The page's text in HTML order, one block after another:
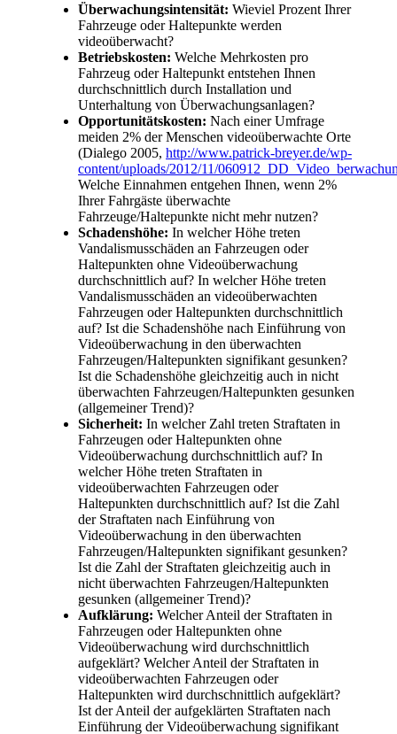
Überwachungsintensität: Wieviel Prozent Ihrer
Fahrzeuge oder Haltepunkte werden
videoüberwacht?
Betriebskosten: Welche Mehrkosten pro
Fahrzeug oder Haltepunkt entstehen Ihnen
durchschnittlich durch Installation und
Unterhaltung von Überwachungsanlagen?
Opportunitätskosten: Nach einer Umfrage
meiden 2% der Menschen videoüberwachte Orte
(Dialego 2005, http://www.patrick-breyer.de/wp-
content/uploads/2012/11/
Welche Einnahmen entgehen Ihnen, wenn 2%
Ihrer Fahrgäste überwachte
Fahrzeuge/Haltepunkte nicht mehr nutzen?
Schadenshöhe: In welcher Höhe treten
Vandalismusschäden an Fahrzeugen oder
Haltepunkten ohne Videoüberwachung
durchschnittlich auf? In welcher Höhe treten
Vandalismusschäden an videoüberwachten
Fahrzeugen oder Haltepunkten durchschnittlich
auf? Ist die Schadenshöhe nach Einführung von
Videoüberwachung in den überwachten
Fahrzeugen/Haltepunkten signifikant gesunken?
Ist die Schadenshöhe gleichzeitig auch in nicht
überwachten Fahrzeugen/Haltepunkten gesunken
(allgemeiner Trend)?
Sicherheit: In welcher Zahl treten Straftaten in
Fahrzeugen oder Haltepunkten ohne
Videoüberwachung durchschnittlich auf? In
welcher Höhe treten Straftaten in
videoüberwachten Fahrzeugen oder
Haltepunkten durchschnittlich auf? Ist die Zahl
der Straftaten nach Einführung von
Videoüberwachung in den überwachten
Fahrzeugen/Haltepunkten signifikant gesunken?
Ist die Zahl der Straftaten gleichzeitig auch in
nicht überwachten Fahrzeugen/Haltepunkten
gesunken (allgemeiner Trend)?
Aufklärung: Welcher Anteil der Straftaten in
Fahrzeugen oder Haltepunkten ohne
Videoüberwachung wird durchschnittlich
aufgeklärt? Welcher Anteil der Straftaten in
videoüberwachten Fahrzeugen oder
Haltepunkten wird durchschnittlich aufgeklärt?
Ist der Anteil der aufgeklärten Straftaten nach
Einführung der Videoüberwachung signifikant